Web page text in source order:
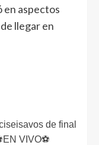
en aspectos
llegar en
de final
VIVO⚽